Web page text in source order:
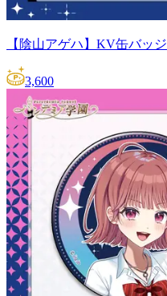
【陰山アゲハ】KV缶バッジ
3,600